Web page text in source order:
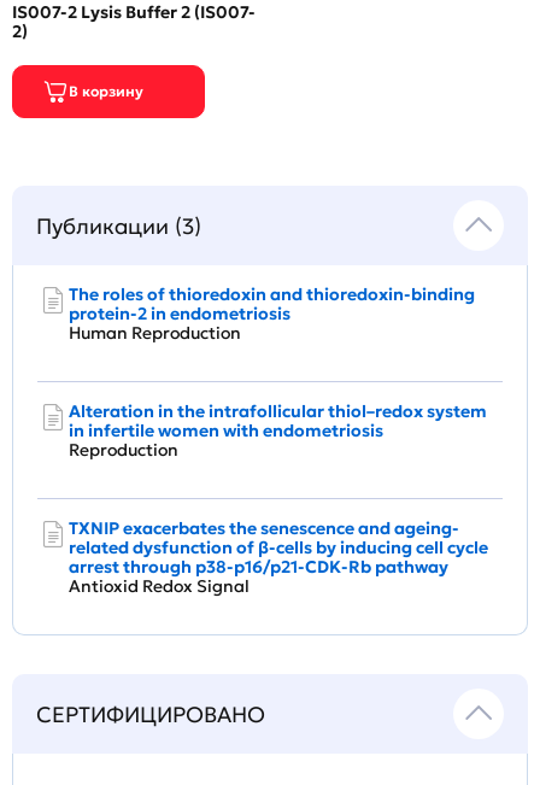
IS007-2 Lysis Buffer 2 (IS007-
2)
Публикации (3)
The roles of thioredoxin and thioredoxin-binding
protein-2 in endometriosis
Human Reproduction
Alteration in the intrafollicular thiol–redox system
in infertile women with endometriosis
Reproduction
TXNIP exacerbates the senescence and ageing-
related dysfunction of β-cells by inducing cell cycle
arrest through p38-p16/p21-CDK-Rb pathway
Antioxid Redox Signal
СЕРТИФИЦИРОВАНО